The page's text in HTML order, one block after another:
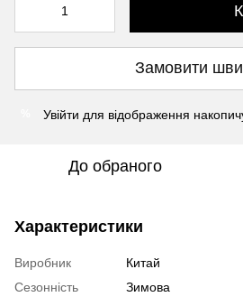
Замовити
Увійти для відображення
До обраного
Характеристики
Виробник
Китай
Сезонність
Зимова